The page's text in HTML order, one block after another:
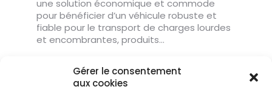
Gérer le consentement
aux cookies
une solution économique et commode
pour bénéficier d’un véhicule robuste et
fiable pour le transport de charges lourdes
et encombrantes, produits…